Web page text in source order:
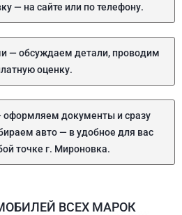
— на сайте или по телефону.
— обсуждаем детали, проводим
оценку.
документы и сразу
авто — в удобное для вас
точке г. Мироновка.
ВСЕХ МАРОК